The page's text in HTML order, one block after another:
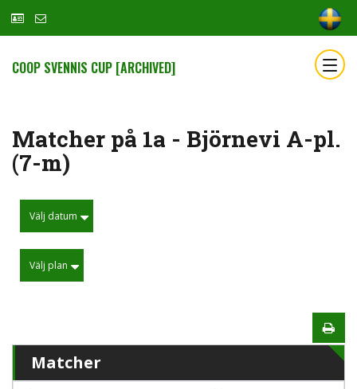
COOP SVENNIS CUP [ARCHIVED]
Matcher på 1a - Björnevi A-pl.
(7-m)
Välj datum
Välj plan
Matcher